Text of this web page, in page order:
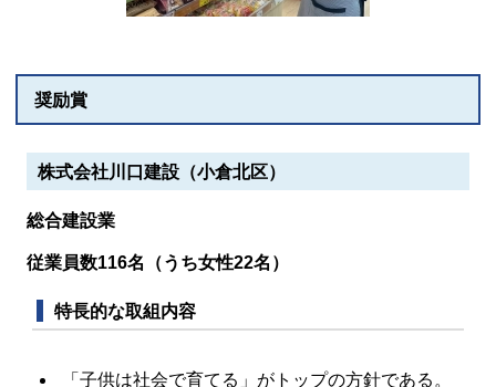
奨励賞
株式会社川口建設（小倉北区）
総合建設業
従業員数116名（うち女性22名）
特長的な取組内容
「子供は社会で育てる」がトップの方針である。